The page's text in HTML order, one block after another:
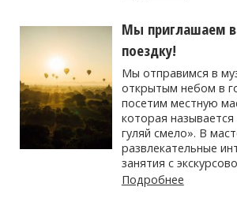
Мы приглашаем
поездку!
Мы отправимся в
открытым небом в
посетим местную
которая
гуляй смело». В
развлекательные
занятия с
Подробнее